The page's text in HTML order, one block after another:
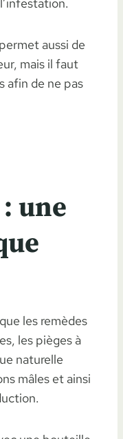
aussi de
mais il faut
afin de ne pas
une
les remèdes
les pièges à
naturelle
mâles et ainsi